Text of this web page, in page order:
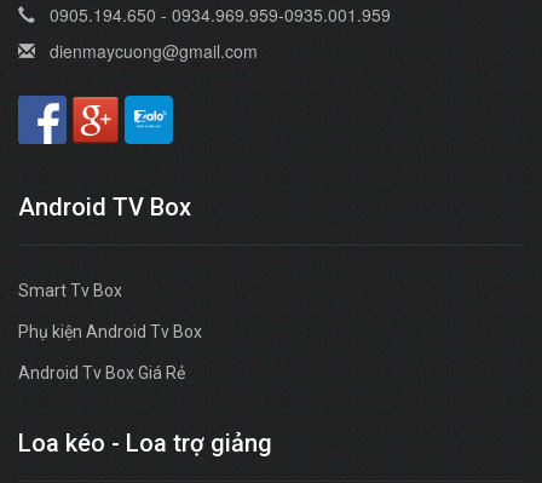
0905.194.650 - 0934.969.959-0935.001.959
dienmaycuong@gmail.com
Android TV Box
Smart Tv Box
Phụ kiện Android Tv Box
Android Tv Box Giá Rẻ
Loa kéo - Loa trợ giảng